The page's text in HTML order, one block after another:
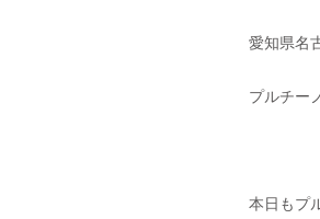
愛知県名
プルチー
本日もプ